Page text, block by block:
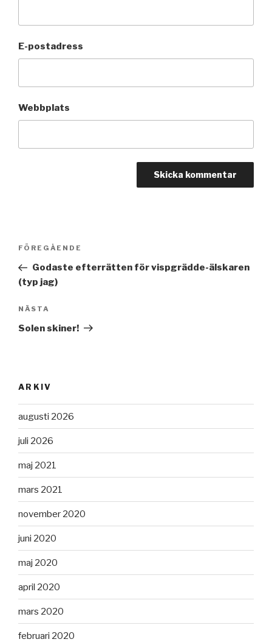
E-postadress
Webbplats
Inläggsnavigering
Föregående
inlägg
FÖREGÅENDE
Godaste efterrätten för vispgrädde-älskaren
(typ jag)
Nästa
inlägg
NÄSTA
Solen skiner!
ARKIV
augusti 2026
juli 2026
maj 2021
mars 2021
november 2020
juni 2020
maj 2020
april 2020
mars 2020
februari 2020